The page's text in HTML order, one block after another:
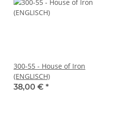
300-55 - House of Iron
(ENGLISCH)
38,00 € *